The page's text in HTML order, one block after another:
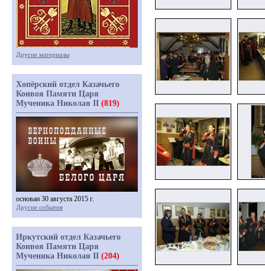
Другие материалы
Хопёрский отдел Казачьего
Конвоя Памяти Царя
Мученика Николая II (819)
основан 30 августа 2015 г.
Другие события
Иркутский отдел Казачьего
Конвоя Памяти Царя
Мученика Николая II (204)